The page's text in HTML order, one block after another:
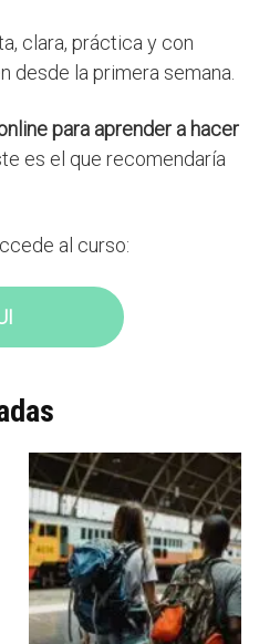
clara, práctica y con
desde la primera semana.
para aprender a hacer
es el que recomendaría
al curso: